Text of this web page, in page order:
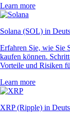
Learn more
Solana (SOL) in
Erfahren Sie, wie Sie
kaufen können.
Vorteile und Risiken
Learn more
XRP (Ripple) in